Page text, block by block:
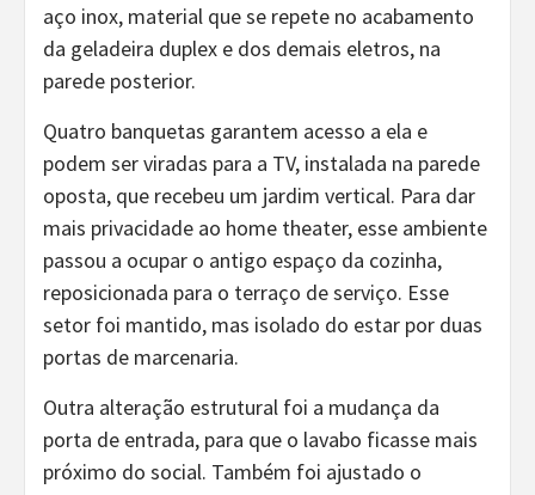
aço inox, material que se repete no acabamento
da geladeira duplex e dos demais eletros, na
parede posterior.
Quatro banquetas garantem acesso a ela e
podem ser viradas para a TV, instalada na parede
oposta, que recebeu um jardim vertical. Para dar
mais privacidade ao home theater, esse ambiente
passou a ocupar o antigo espaço da cozinha,
reposicionada para o terraço de serviço. Esse
setor foi mantido, mas isolado do estar por duas
portas de marcenaria.
Outra alteração estrutural foi a mudança da
porta de entrada, para que o lavabo ficasse mais
próximo do social. Também foi ajustado o